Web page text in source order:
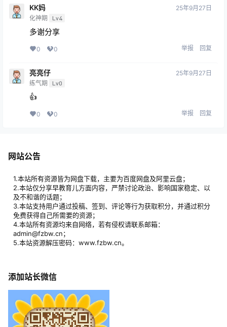
KK妈
化神期 Lv4
25年9月27日
多谢分享
0 0 举报 回复
亮亮仔
练气期 Lv0
25年9月27日
👍
0 0 举报 回复
网站公告
1.本站所有资源皆为网盘下载，主要为百度网盘及阿里云盘；
2.本站仅分享早教育儿方面内容，严禁讨论政治、影响国家稳定、以
及不和谐的话题；
3.本站支持用户通过投稿、签到、评论等行为获取积分，并通过积分
免费获得自己所需要的资源；
4.本站所有资源均来自网络，若有侵权请联系邮箱：
admin@fzbw.cn；
5.本站资源解压密码：www.fzbw.cn。
添加站长微信